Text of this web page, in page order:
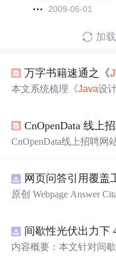
2009-06-01
加
万字书籍速通之《
本文系统梳理《Java设
厂、单例、原型、建造
饰、外观、组合、桥接
DK、Spring等实际框架
CnOpenData 线上
CnOpenData线上招聘网
小企业就业研究。数据
本挖掘潜力，广泛应用
原创 Webpage Answer
L/SVG报告、测试与示
化测试、可复现示例、
内容概要：本文针对间